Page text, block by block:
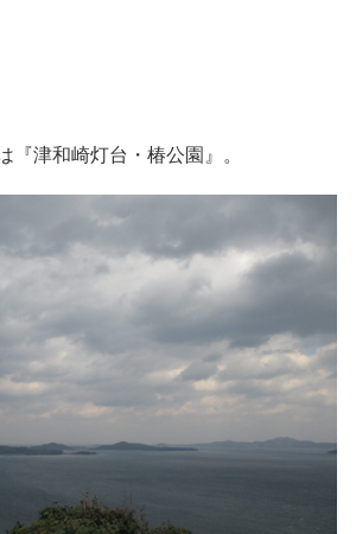
『津和崎灯台・椿公園』。